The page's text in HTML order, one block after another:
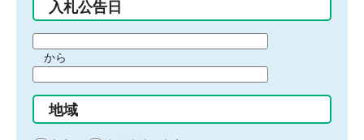
入札公告日
間
始
り
から
間
終
地域